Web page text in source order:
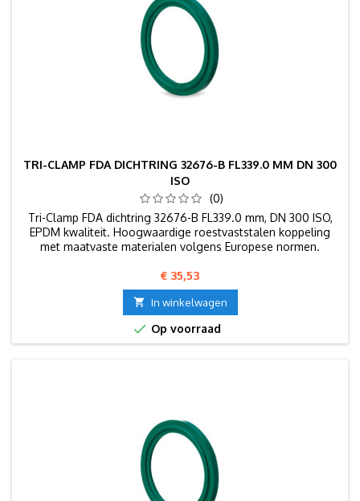
TRI-CLAMP FDA DICHTRING 32676-B FL339.0 MM DN 300
ISO
(0)
Tri-Clamp FDA dichtring 32676-B FL339.0 mm, DN 300 ISO,
EPDM kwaliteit. Hoogwaardige roestvaststalen koppeling
met maatvaste materialen volgens Europese normen.
Prijs
€ 35,53
 In winkelwagen
 Op voorraad